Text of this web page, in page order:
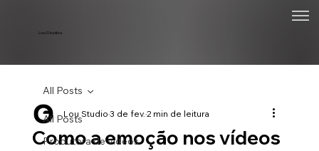
Lou Studios
All Posts
Produtora de vídeos
All Posts
Como a emoção nos vídeos
Lou Studio3 de fev.2 min de leitura